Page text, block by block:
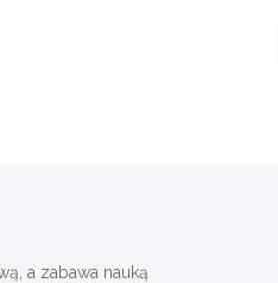
a zabawa nauką